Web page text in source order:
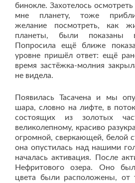
бинокле. Захотелось
мне планету, тоже
желание посмотреть, как
планеты, были показаны
Попросила ещё ближе
уровне пришёл ответ: ещё
время застёжка-молния
не видела.
Появилась Тасачена и мы
шара, словно на лифте, в
состоящих из золотых
великолепному, красиво
огромной, сверкающей, белой
она опустилась над нашими
началась активация. После
Нефритового озера. Оно
цвета были расположены, от